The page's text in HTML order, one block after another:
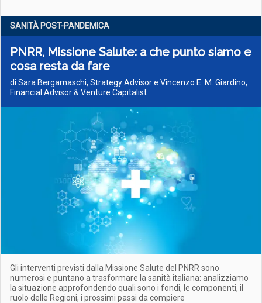
SANITÀ POST-PANDEMICA
PNRR, Missione Salute: a che punto siamo e
cosa resta da fare
di Sara Bergamaschi, Strategy Advisor e Vincenzo E. M. Giardino,
Financial Advisor & Venture Capitalist
Gli interventi previsti dalla Missione Salute del PNRR sono
numerosi e puntano a trasformare la sanità italiana: analizziamo
la situazione approfondendo quali sono i fondi, le componenti, il
ruolo delle Regioni, i prossimi passi da compiere